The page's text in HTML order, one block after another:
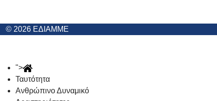
© 2026 ΕΔΙΑΜΜΕ
">
Ταυτότητα
Ανθρώπινο Δυναμικό